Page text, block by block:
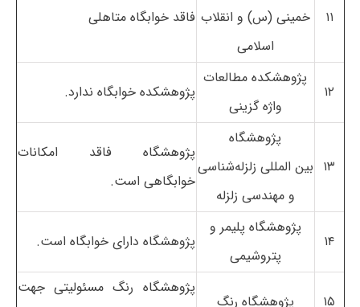
۱۱
خمینی (س) و انقلاب
اسلامی
فاقد خوابگاه متاهلی
۱۲
پژوهشکده مطالعات
واژه گزینی
پژوهشکده خوابگاه ندارد.
۱۳
پژوهشگاه
بین المللی زلزله‌شناسی
و مهندسی زلزله
پژوهشگاه فاقد امکانات
خوابگاهی است.
۱۴
پژوهشگاه پلیمر و
پتروشیمی
پژوهشگاه دارای خوابگاه است.
۱۵ پژوهشگاه رنگ
پژوهشگاه رنگ مسئولیتی جهت